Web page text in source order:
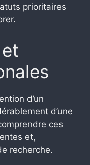
prioritaires
d’un
d’une
ces
et,
recherche.